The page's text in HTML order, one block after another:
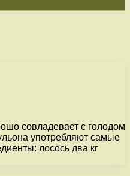
совладевает с голодом
употребляют самые
лосось два кг